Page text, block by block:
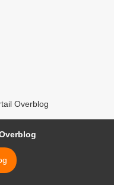
Overblog